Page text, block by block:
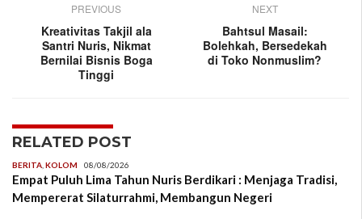
PREVIOUS
Kreativitas Takjil ala
Santri Nuris, Nikmat
Bernilai Bisnis Boga
Tinggi
NEXT
Bahtsul Masail:
Bolehkah, Bersedekah
di Toko Nonmuslim?
RELATED POST
BERITA KOLOM 08/08/2026
Empat Puluh Lima Tahun Nuris Berdikari : Menjaga Tradisi,
Mempererat Silaturrahmi, Membangun Negeri